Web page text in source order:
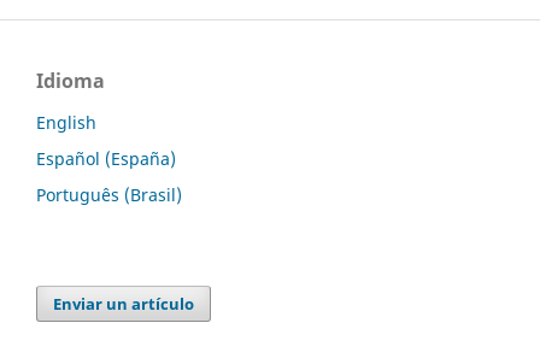
Idioma
English
Español (España)
Português (Brasil)
Enviar un artículo